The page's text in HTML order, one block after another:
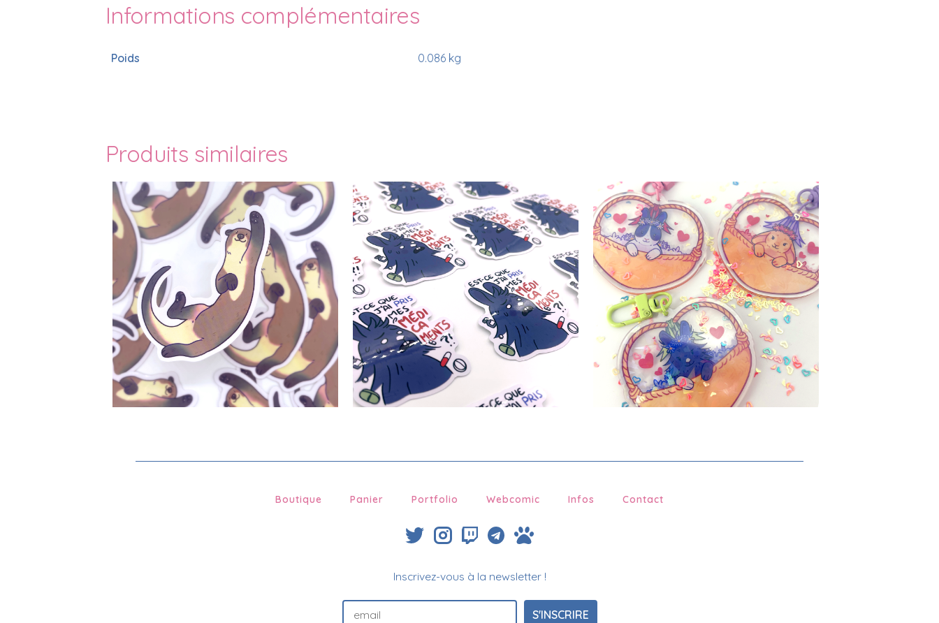
Informations complémentaires
Poids 0.086 kg
Produits similaires
Sticker Happy Loutre
€
Sticker Est-ce Que J’ai Pris
Mes Médicaments ?
€ 2.00
Porte-clef Lapins Pic-nic
À partir de€5.00
Boutique Panier Portfolio Webcomic Infos Contact
Inscrivez-vous à la newsletter !